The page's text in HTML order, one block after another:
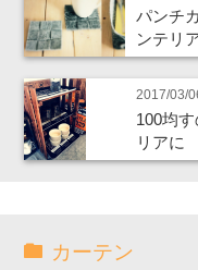
パンチ
ンテリ
2017/03/
100均
リアに
カーテン